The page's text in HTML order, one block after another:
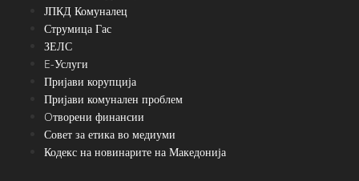
ЈПКД Комуналец
Струмица Гас
ЗЕЛС
E-Услуги
Пријави корупција
Пријави комунален проблем
Oтворени финансии
Совет за етика во медиуми
Кодекс на новинарите на Македонија